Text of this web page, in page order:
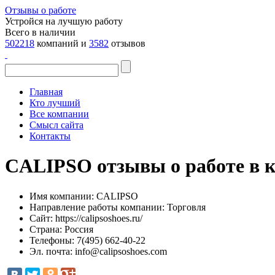
Отзывы о работе
Устройся на лучшую работу
Всего в наличии
502218 компаний и 3582 отзывов
Главная
Кто лучший
Все компании
Смысл сайта
Контакты
CALIPSO отзывы о работе в
Имя компании: CALIPSO
Направление работы компании: Торговля
Сайт: https://calipsoshoes.ru/
Страна: Россия
Телефоны: 7(495) 662-40-22
Эл. почта: info@calipsoshoes.com